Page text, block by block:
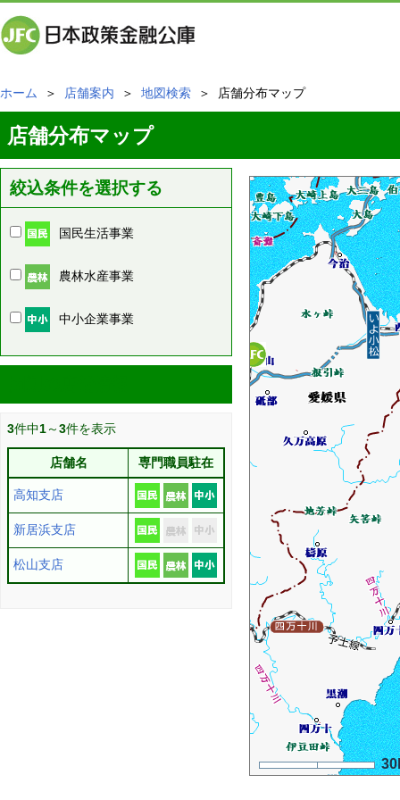
ホーム ＞ 店舗案内 ＞ 地図検索 ＞ 店舗分布マップ
店舗分布マップ
絞込条件を選択する
国民生活事業
農林水産事業
中小企業事業
3件中1～3件を表示
店舗名 専門職員駐在
高知支店
新居浜支店
松山支店